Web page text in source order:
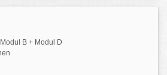
B + Modul D